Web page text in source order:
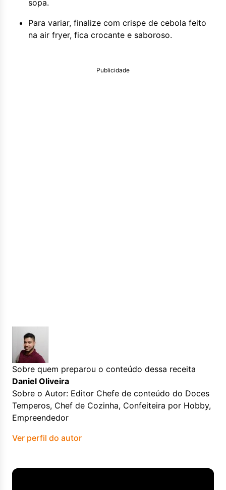
sopa.
Para variar, finalize com crispe de cebola feito
na air fryer, fica crocante e saboroso.
Publicidade
Sobre quem preparou o conteúdo dessa receita
Daniel Oliveira
Sobre o Autor: Editor Chefe de conteúdo do Doces
Temperos, Chef de Cozinha, Confeiteira por Hobby,
Empreendedor
Ver perfil do autor